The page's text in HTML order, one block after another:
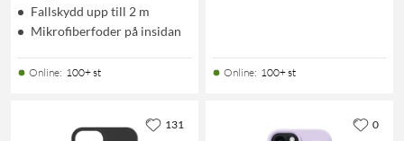
Fallskydd upp till 2 m
Mikrofiberfoder på insidan
Online: 100+ st Online: 100+ st
131 0